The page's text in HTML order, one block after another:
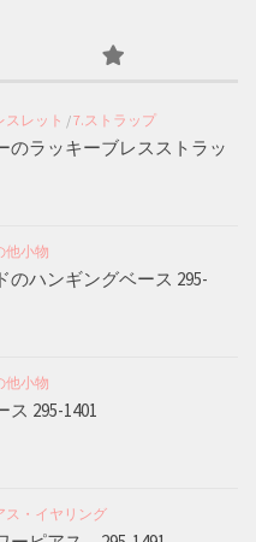
スレット /7.ストラップ
のラッキーブレスストラッ
他小物
のハンギングベース 295-
他小物
295-1401
ス・イヤリング